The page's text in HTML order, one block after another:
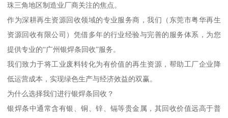
珠三角地区制造业厂商关注的焦点。
作为深耕再生资源回收领域的专业服务商，我们（东莞市粤华再生
资源回收有限公司）凭借多年的行业经验与完善的服务体系，为您
提供专业的“广州银焊条回收”服务。
我们致力于将工业废料转化为有价值的再生资源，帮助工厂企业降
低运营成本，实现绿色生产与经济效益的双赢。
为什么选择我们进行银焊条回收？
银焊条中通常含有银、铜、锌、镉等贵金属，其回收价值远高于普